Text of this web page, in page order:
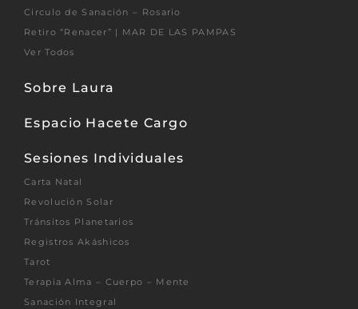
Circulo de Sanación – Rosario
Retiro “Renacer” | MAR DE LAS PAMPAS
Ver Todos
Sobre Laura
Espacio Hacete Cargo
Sesiones Individuales
Carta Natal
Revolución Solar
Tránsitos Planetarios
Registros Akáshicos
Tarot
Terapia Alma – Cuerpo – Mente
Sanación Integral